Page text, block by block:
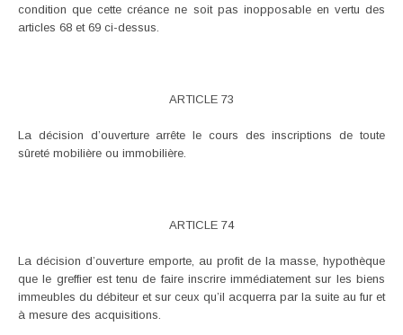
condition que cette créance ne soit pas inopposable en vertu des
articles 68 et 69 ci-dessus.
ARTICLE 73
La décision d’ouverture arrête le cours des inscriptions de toute
sûreté mobilière ou immobilière.
ARTICLE 74
La décision d’ouverture emporte, au profit de la masse, hypothèque
que le greffier est tenu de faire inscrire immédiatement sur les biens
immeubles du débiteur et sur ceux qu’il acquerra par la suite au fur et
à mesure des acquisitions.